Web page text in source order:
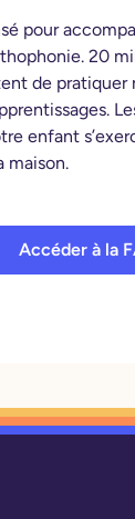
pour
20
de
enfant
maison.
Accéder à la